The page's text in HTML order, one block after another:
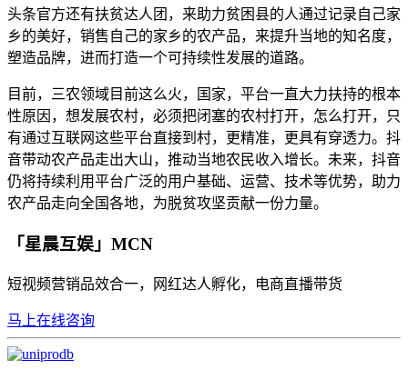
头条官方还有扶贫达人团，来助力贫困县的人通过记录自己家
乡的美好，销售自己的家乡的农产品，来提升当地的知名度，
塑造品牌，进而打造一个可持续性发展的道路。
目前，三农领域目前这么火，国家，平台一直大力扶持的根本
性原因，想发展农村，必须把闭塞的农村打开，怎么打开，只
有通过互联网这些平台直接到村，更精准，更具有穿透力。抖
音带动农产品走出大山，推动当地农民收入增长。未来，抖音
仍将持续利用平台广泛的用户基础、运营、技术等优势，助力
农产品走向全国各地，为脱贫攻坚贡献一份力量。
「星晨互娱」MCN
短视频营销品效合一，网红达人孵化，电商直播带货
马上在线咨询